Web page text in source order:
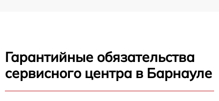
Гарантийные обязательства
сервисного центра в Барнауле